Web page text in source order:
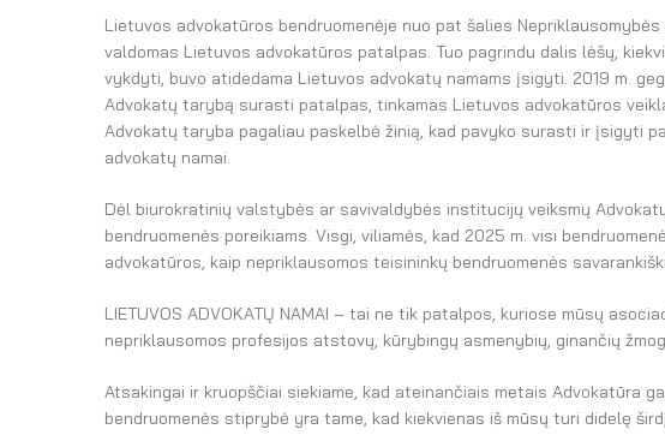
Lietuvos advokatūros bendruomenėje nuo pat šalies
valdomas Lietuvos advokatūros patalpas. Tuo pagrindu dalis lėšų,
vykdyti, buvo atidedama Lietuvos advokatų namams įsigyti. 2019 m.
Advokatų tarybą surasti patalpas, tinkamas Lietuvos advokatūros
Advokatų taryba pagaliau paskelbė žinią, kad pavyko surasti ir įsigyti
advokatų namai.
Dėl biurokratinių valstybės ar savivaldybės institucijų veiksmų
bendruomenės poreikiams. Visgi, viliamės, kad 2025 m. visi
advokatūros, kaip nepriklausomos teisininkų bendruomenės
LIETUVOS ADVOKATŲ NAMAI – tai ne tik patalpos, kuriose mūsų
nepriklausomos profesijos atstovų, kūrybingų asmenybių, ginančių
Atsakingai ir kruopščiai siekiame, kad ateinančiais metais Advokatūra
bendruomenės stiprybė yra tame, kad kiekvienas iš mūsų turi didelę